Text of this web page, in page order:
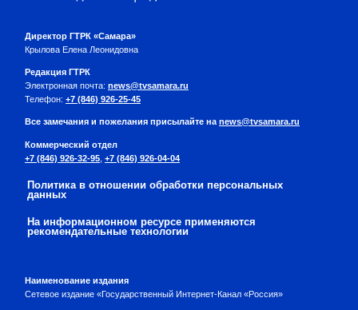
Директор ГТРК «Самара»
Крылова Елена Леонидовна
Редакция ГТРК
Электронная почта: news@tvsamara.ru
Телефон: +7 (846) 926-25-45
Все замечания и пожелания присылайте на news@tvsamara.ru
Коммерческий отдел
+7 (846) 926-32-95 +7 (846) 926-04-04
Политика в отношении обработки персональных
данных
На информационном ресурсе применяются
рекомендательные технологии
Наименование издания
Сетевое издание «Государственный Интернет-Канал «Россия»